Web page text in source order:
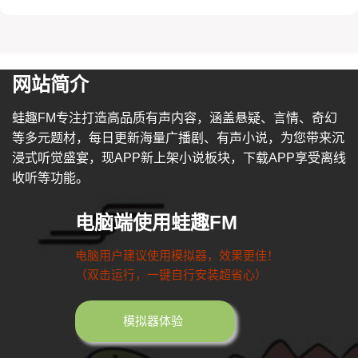
网站简介
蛙趣FM专注打造高品质有声内容，涵盖悬疑、言情、奇幻
等多元题材，每日更新海量广播剧、有声小说，为您带来沉
浸式听觉盛宴，现APP新上架小说板块，下载APP享受离线
收听等功能。
电脑端使用蛙趣FM
电脑用户建议使用模拟器，效果更佳！
（双击运行，一键自行安装超省心）
模拟器体验